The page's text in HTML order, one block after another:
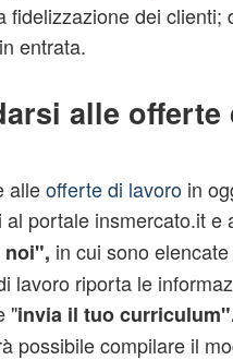
fidelizzazione dei clienti;
entrata.
alle offerte
alleofferte di lavoroin
portale insmercato.it e
noi", in cui sono
lavoro riporta le
"invia il tuo
possibile compilare il